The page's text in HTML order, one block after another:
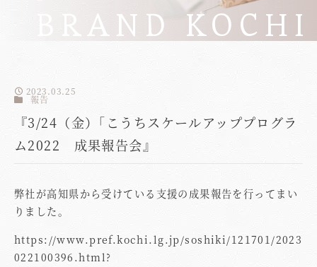
2023.03.25
報告
『3/24（金）｢こうちスケールアッププログラ
ム2022 成果報告会』
弊社が高知県から受けている支援の成果報告を行ってまい
りました。
https://www.pref.kochi.lg.jp/soshiki/121701/2023
022100396.html?